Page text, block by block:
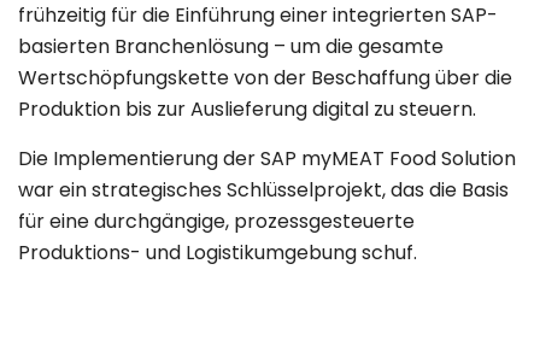
frühzeitig für die Einführung einer integrierten SAP-
basierten Branchenlösung – um die gesamte
Wertschöpfungskette von der Beschaffung über die
Produktion bis zur Auslieferung digital zu steuern.
Die Implementierung der SAP myMEAT Food Solution
war ein strategisches Schlüsselprojekt, das die Basis
für eine durchgängige, prozessgesteuerte
Produktions- und Logistikumgebung schuf.